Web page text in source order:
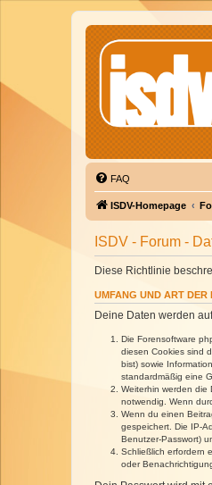
FAQ
ISDV-Homepage
ISDV - Forum -
Diese Richtlinie
UMFANG UND ART DER
Deine Daten werden
Die Forensoftware
diesen Cookies sind
bist) sowie
standardmäßig eine
Weiterhin werden die
notwendig. Wenn
Wenn du einen
gespeichert. Die IP-
Benutzer-Passwort)
Schließlich erfordern
oder